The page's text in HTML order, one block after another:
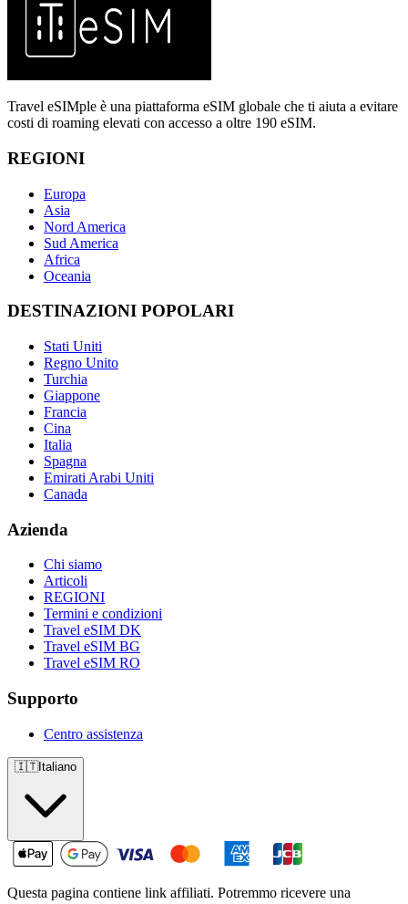
Travel eSIMple è una piattaforma eSIM globale che ti aiuta a evitare
costi di roaming elevati con accesso a oltre 190 eSIM.
REGIONI
Europa
Asia
Nord America
Sud America
Africa
Oceania
DESTINAZIONI POPOLARI
Stati Uniti
Regno Unito
Turchia
Giappone
Francia
Cina
Italia
Spagna
Emirati Arabi Uniti
Canada
Azienda
Chi siamo
Articoli
REGIONI
Termini e condizioni
Travel eSIM DK
Travel eSIM BG
Travel eSIM RO
Supporto
Centro assistenza
🇮🇹Italiano
Questa pagina contiene link affiliati. Potremmo ricevere una